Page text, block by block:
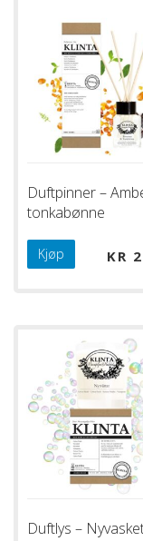
Duftpinner –
tonkabønne
KR
Kjøp
Duftlys –